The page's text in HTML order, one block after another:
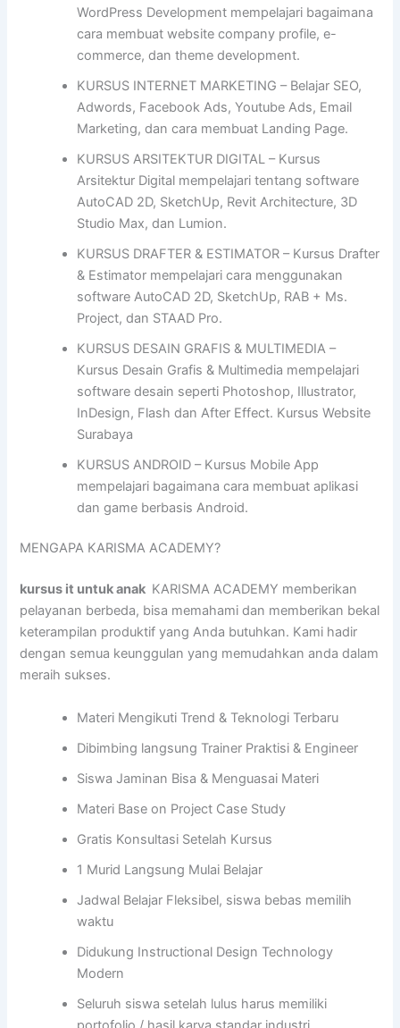
WordPress Development mempelajari bagaimana
cara membuat website company profile, e-
commerce, dan theme development.
KURSUS INTERNET MARKETING – Belajar SEO,
Adwords, Facebook Ads, Youtube Ads, Email
Marketing, dan cara membuat Landing Page.
KURSUS ARSITEKTUR DIGITAL – Kursus
Arsitektur Digital mempelajari tentang software
AutoCAD 2D, SketchUp, Revit Architecture, 3D
Studio Max, dan Lumion.
KURSUS DRAFTER & ESTIMATOR – Kursus Drafter
& Estimator mempelajari cara menggunakan
software AutoCAD 2D, SketchUp, RAB + Ms.
Project, dan STAAD Pro.
KURSUS DESAIN GRAFIS & MULTIMEDIA –
Kursus Desain Grafis & Multimedia mempelajari
software desain seperti Photoshop, Illustrator,
InDesign, Flash dan After Effect. Kursus Website
Surabaya
KURSUS ANDROID – Kursus Mobile App
mempelajari bagaimana cara membuat aplikasi
dan game berbasis Android.
MENGAPA KARISMA ACADEMY?
kursus it untuk anak KARISMA ACADEMY memberikan
pelayanan berbeda, bisa memahami dan memberikan bekal
keterampilan produktif yang Anda butuhkan. Kami hadir
dengan semua keunggulan yang memudahkan anda dalam
meraih sukses.
Materi Mengikuti Trend & Teknologi Terbaru
Dibimbing langsung Trainer Praktisi & Engineer
Siswa Jaminan Bisa & Menguasai Materi
Materi Base on Project Case Study
Gratis Konsultasi Setelah Kursus
1 Murid Langsung Mulai Belajar
Jadwal Belajar Fleksibel, siswa bebas memilih
waktu
Didukung Instructional Design Technology
Modern
Seluruh siswa setelah lulus harus memiliki